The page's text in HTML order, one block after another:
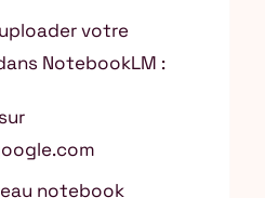
votre
NotebookLM :
notebook